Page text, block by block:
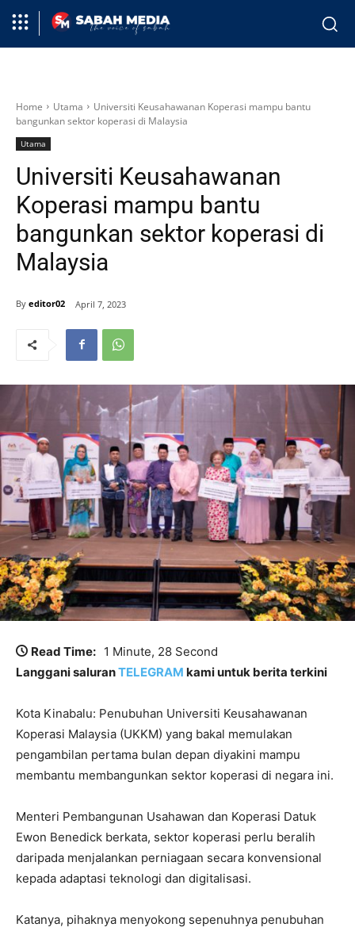
Home Utama
Universiti Keusahawanan Koperasi mampu bantu
bangunkan sektor koperasi di Malaysia
Utama
Universiti Keusahawanan
Koperasi mampu bantu
bangunkan sektor koperasi di
Malaysia
By editor02 April 7, 2023
Read Time: 1 Minute, 28 Second
Langgani saluranTELEGRAM kami untuk berita terkini
Kota Kinabalu: Penubuhan Universiti Keusahawanan
Koperasi Malaysia (UKKM) yang bakal memulakan
pengambilan pertama bulan depan diyakini mampu
membantu membangunkan sektor koperasi di negara ini.
Menteri Pembangunan Usahawan dan Koperasi Datuk
Ewon Benedick berkata, sektor koperasi perlu beralih
daripada menjalankan perniagaan secara konvensional
kepada adaptasi teknologi dan digitalisasi.
Katanya, pihaknya menyokong sepenuhnya penubuhan